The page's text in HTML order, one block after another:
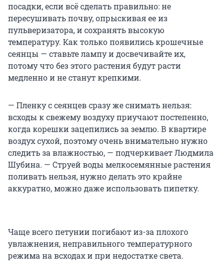
посадки, если всё сделать правильно: не
пересушивать почву, опрыскивая ее из
пульверизатора, и сохранять высокую
температуру. Как только появились крошечные
сеянцы — ставьте лампу и досвечивайте их,
потому что без этого растения будут расти
медленно и не станут крепкими.
— Пленку с сеянцев сразу же снимать нельзя:
всходы к свежему воздуху приучают постепенно,
когда корешки зацепились за землю. В квартире
воздух сухой, поэтому очень внимательно нужно
следить за влажностью, — подчеркивает Людмила
Шубина. — Струей воды мелкосемянные растения
поливать нельзя, нужно делать это крайне
аккуратно, можно даже использовать пипетку.
Чаще всего петунии погибают из-за плохого
увлажнения, неправильного температурного
режима на всходах и при недостатке света.